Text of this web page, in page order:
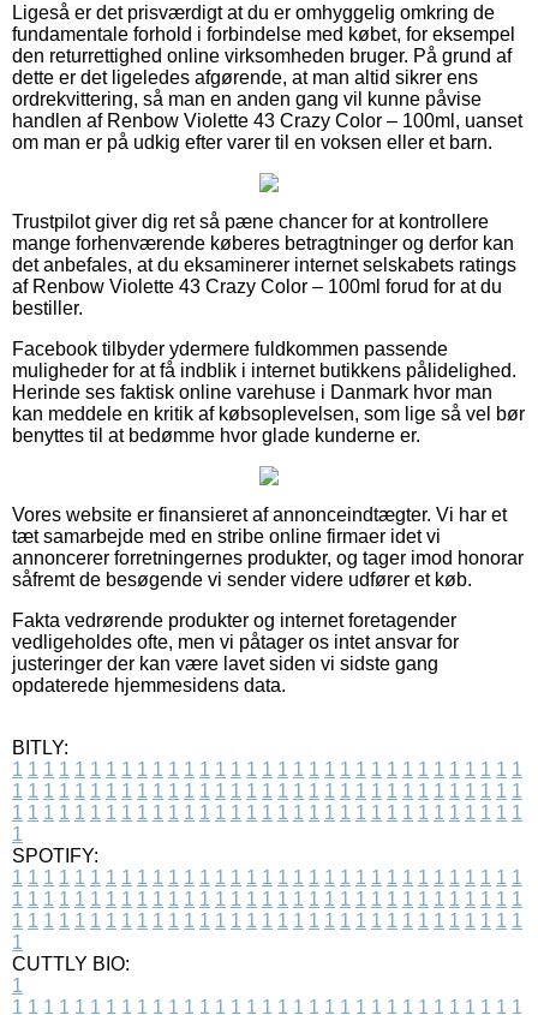
Ligeså er det prisværdigt at du er omhyggelig omkring de
fundamentale forhold i forbindelse med købet, for eksempel
den returrettighed online virksomheden bruger. På grund af
dette er det ligeledes afgørende, at man altid sikrer ens
ordrekvittering, så man en anden gang vil kunne påvise
handlen af Renbow Violette 43 Crazy Color – 100ml, uanset
om man er på udkig efter varer til en voksen eller et barn.
Trustpilot giver dig ret så pæne chancer for at kontrollere
mange forhenværende køberes betragtninger og derfor kan
det anbefales, at du eksaminerer internet selskabets ratings
af Renbow Violette 43 Crazy Color – 100ml forud for at du
bestiller.
Facebook tilbyder ydermere fuldkommen passende
muligheder for at få indblik i internet butikkens pålidelighed.
Herinde ses faktisk online varehuse i Danmark hvor man
kan meddele en kritik af købsoplevelsen, som lige så vel bør
benyttes til at bedømme hvor glade kunderne er.
Vores website er finansieret af annonceindtægter. Vi har et
tæt samarbejde med en stribe online firmaer idet vi
annoncerer forretningernes produkter, og tager imod honorar
såfremt de besøgende vi sender videre udfører et køb.
Fakta vedrørende produkter og internet foretagender
vedligeholdes ofte, men vi påtager os intet ansvar for
justeringer der kan være lavet siden vi sidste gang
opdaterede hjemmesidens data.
BITLY:
1 1 1 1 1 1 1 1 1 1 1 1 1 1 1 1 1 1 1 1 1 1 1 1 1 1 1 1 1 1 1 1 1
1 1 1 1 1 1 1 1 1 1 1 1 1 1 1 1 1 1 1 1 1 1 1 1 1 1 1 1 1 1 1 1 1
1 1 1 1 1 1 1 1 1 1 1 1 1 1 1 1 1 1 1 1 1 1 1 1 1 1 1 1 1 1 1 1 1
1
SPOTIFY:
1 1 1 1 1 1 1 1 1 1 1 1 1 1 1 1 1 1 1 1 1 1 1 1 1 1 1 1 1 1 1 1 1
1 1 1 1 1 1 1 1 1 1 1 1 1 1 1 1 1 1 1 1 1 1 1 1 1 1 1 1 1 1 1 1 1
1 1 1 1 1 1 1 1 1 1 1 1 1 1 1 1 1 1 1 1 1 1 1 1 1 1 1 1 1 1 1 1 1
1
CUTTLY BIO:
1
1 1 1 1 1 1 1 1 1 1 1 1 1 1 1 1 1 1 1 1 1 1 1 1 1 1 1 1 1 1 1 1 1